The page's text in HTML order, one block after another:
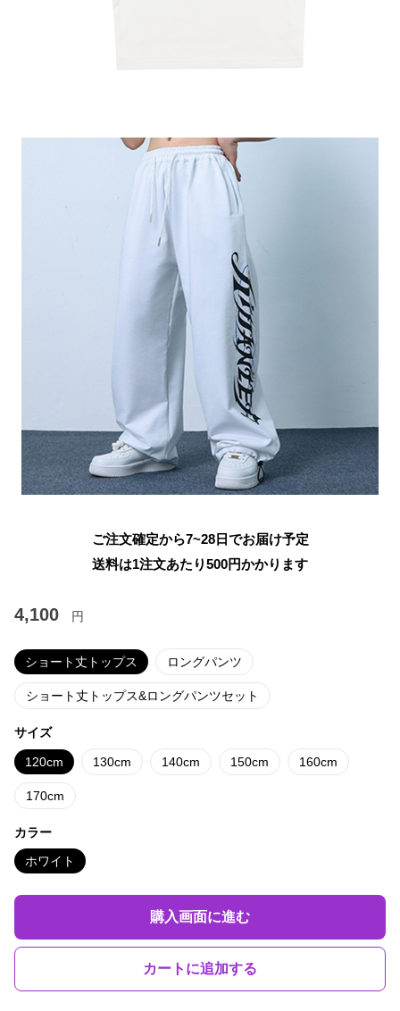
ご注文確定から7~28日でお届け予定
送料は1注文あたり500円かかります
4,100 円
ショート丈トップス ロングパンツ
ショート丈トップス&ロングパンツセット
サイズ
120cm 130cm 140cm 150cm 160cm
170cm
カラー
ホワイト
購入画面に進む
カートに追加する